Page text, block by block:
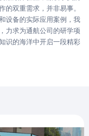
双重需求，并非易事。
设备的实际应用案例，我
力求为通航公司的研学项
识的海洋中开启一段精彩